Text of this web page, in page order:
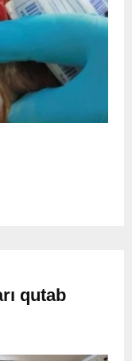
qutab